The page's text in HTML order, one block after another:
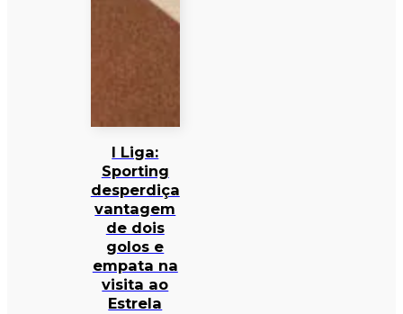
I Liga:
Sporting
desperdiça
vantagem
de dois
golos e
empata na
visita ao
Estrela